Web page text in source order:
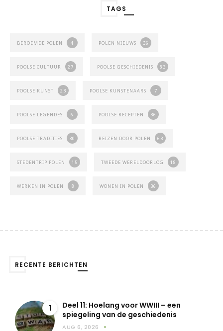
TAGS
BEROEMDE POLEN 4 POLEN NIEUWS 36
POOLSE CULTUUR 27 POOLSE GESCHIEDENIS 83
POOLSE KUNST 23 POOLSE KUNSTENAARS 7
POOLSE LEGENDES 6 POOLSE RECEPTEN 36
POOLSE TRADITIES 30 REIZEN DOOR POLEN 63
STEDENTRIP POLEN 15 TWEEDE WERELDOORLOG 18
WERKEN IN POLEN 8 WONEN IN POLEN 36
RECENTE BERICHTEN
1
Deel 11: Hoelang voor WWIII – een
spiegeling van de geschiedenis
AUG 6, 2026